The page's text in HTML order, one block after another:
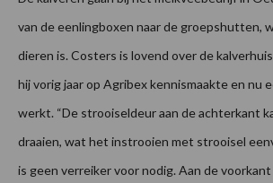
van de eenlingboxen naar de groepshutten,
dieren is. Costers is lovend over de
hij vorig jaar op Agribex kennismaakte en nu
werkt. “De strooiseldeur aan de achterkant
draaien, wat het instrooien met strooisel
is geen verreiker voor nodig. Aan de